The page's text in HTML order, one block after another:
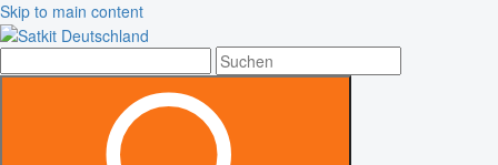
Skip to main content